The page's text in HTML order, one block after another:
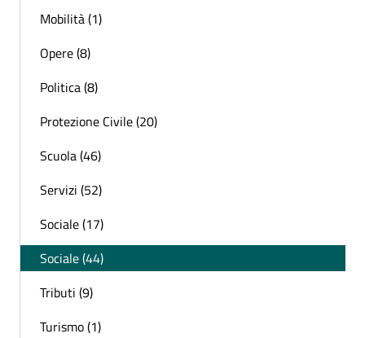
Mobilità (1)
Opere (8)
Politica (8)
Protezione Civile (20)
Scuola (46)
Servizi (52)
Sociale (17)
Sociale (44)
Tributi (9)
Turismo (1)